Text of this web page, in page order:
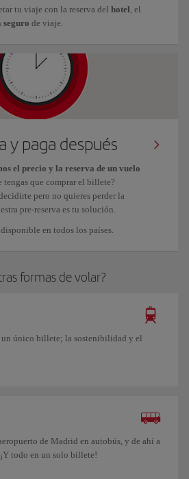
tu viaje con la reserva del hotel , el
seguro de viaje.
y paga después
el precio y la reserva de un vuelo
tengas que comprar el billete?
pero no quieres perder la
pre-reserva es tu solución.
en todos los países.
formas de volar?
único billete; la sostenibilidad y el
de Madrid en autobús, y de ahí a
todo en un solo billete!